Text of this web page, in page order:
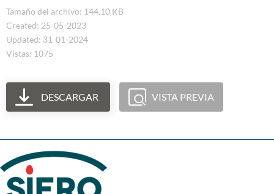
Tamaño del archivo: 144.10 KB
Created: 25-05-2023
Updated: 31-01-2024
Vistas: 1075
DESCARGAR VISTA PREVIA